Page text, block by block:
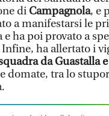
di Campagnola, e
a manifestarsi le
e ha poi provato a
ha allertato i
da Guastalla
domate, tra lo